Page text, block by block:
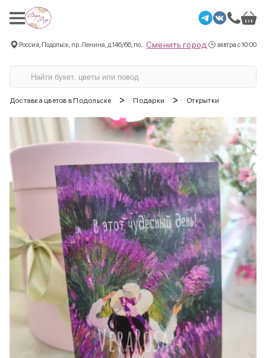
Сменить город завтра с 10:00
Доставка цветов в Подольске > Подарки > Открытки